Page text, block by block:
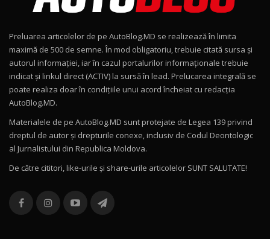
15:22
Mercedes-AMG E 53 HYBRID 4MATIC+ / Test
Drive AutoBlog.MD
16:27
11
Noul Volvo ES90 / Test Drive AutoBlog.MD
12
Noul MG HS / Test Drive AutoBlog.MD
16:48
13
combină aventura cu luxul / AutoBlog.MD
36:08
Preluarea articolelor de pe AutoBlog.MD se realizează în limita
maximă de 500 de semne. În mod obligatoriu, trebuie citată sursa și
autorul informației, iar în cazul portalurilor informaționale trebuie
indicat și linkul direct (ACTIV) la sursă în lead. Prelucarea integrală se
poate realiza doar în condițiile unui acord încheiat cu redacţia
AutoBlog.MD.
Materialele de pe AutoBlog.MD sunt protejate de Legea 139 privind
dreptul de autor și drepturile conexe, inclusiv de Codul Deontologic
al Jurnalistului din Republica Moldova.
De către cititori, like-urile şi share-urile articolelor SUNT SALUTATE!